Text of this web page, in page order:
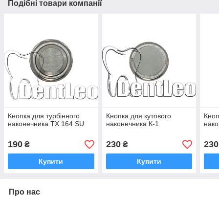
Подібні товари компанії
Кнопка для турбінного
наконечника ТХ 164 SU
190 ₴
Купити
Кнопка для кутового
наконечника К-1
230₴
Купити
230
Про нас